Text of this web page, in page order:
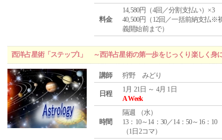
料金
14,580円（4回／分割支払い）×3
40,500円（12回／一括前納支払※
義開始前まで）
西洋占星術「ステップ1」 ～西洋占星術の第一歩をじっくり楽しく身
講師 狩野 みどり
日程
1月 21日 ～ 4月 1日
A Week
時間
隔週 （水）
13：10～14：30／14：50～16：10
（1日2コマ）